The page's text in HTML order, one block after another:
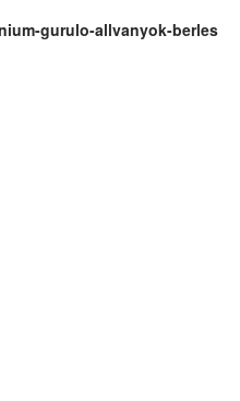
gurulo-allvanyok-berles